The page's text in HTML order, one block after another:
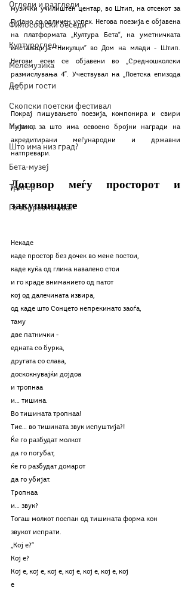
Огледи и разгледи
Философски беседи
Културоглед
Мелемузика
Добри гости
Скопски поетски фестивал
Музика
Што има низ град?
Бета-музеј
Тригер
Го зборевме ова?
музички училиштен центар, во Штип, на отсекот за
Пијано со одличен успех. Негова поезија е објавена
на платформата „Култура Бета“, на уметничката
инсталација “Никулци” во Дом на млади - Штип.
Негови есеи се објавени во „Средношколски
#1“.
Покрај пишувањето поезија, компонира и свири
пијано, за што има освоено бројни награди на
акредитирани меѓународни и државни
натпревари.
Договор меѓу просторот и
закупниците
Некаде
каде простор без дочек во мене постои,
каде куќа од глина навалено стои
и го краде вниманието од патот
кој од далечината извира,
од каде што Сонцето непрекинато заоѓа,
таму
две патнички -
едната со бурка,
другата со слава,
доскокнувајќи дојдоа
и тропнаа
и… тишина.
Во тишината тропнаа!
Тие… во тишината звук испуштија?!
Ќе го разбудат молкот
да го погубат,
ќе го разбудат домарот
да го убијат.
Тропнаа
и… звук?
Тогаш молкот поспан од тишината форма кон
звукот испрати.
„Кој е?“
Кој е?
Кој е, кој е, кој е, кој е, кој е, кој е, кој
е